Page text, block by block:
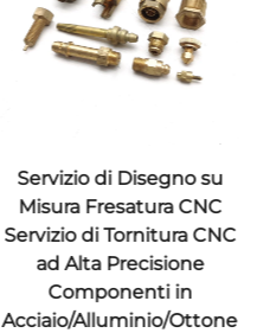
Servizio di Disegno su
Misura Fresatura CNC
Servizio di Tornitura CNC
ad Alta Precisione
Componenti in
Acciaio/Alluminio/Ottone